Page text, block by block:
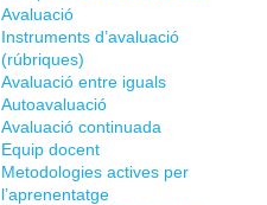
Avaluació
Instruments d’avaluació
(rúbriques)
Avaluació entre iguals
Autoavaluació
Avaluació continuada
Equip docent
Metodologies actives per
l’aprenentatge